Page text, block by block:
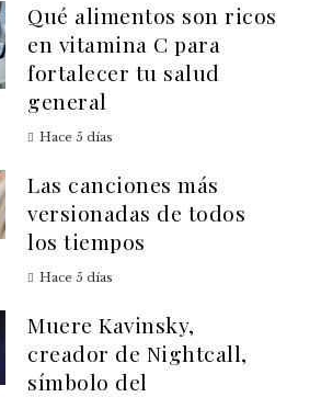
Qué alimentos son ricos
en vitamina C para
fortalecer tu salud
general
Hace 5 días
Las canciones más
versionadas de todos
los tiempos
Hace 5 días
Muere Kavinsky,
creador de Nightcall,
símbolo del